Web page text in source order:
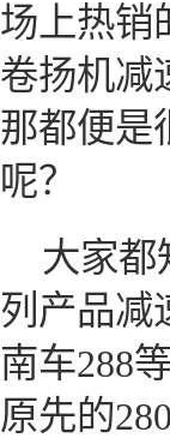
场上热销
卷扬机减
那都便是
呢？
大家都
列产品减
南车288
原先的